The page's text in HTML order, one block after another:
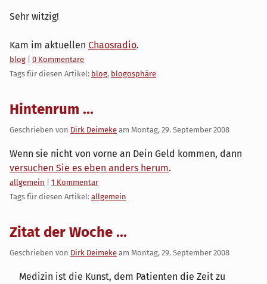
Sehr witzig!
Kam im aktuellen Chaosradio.
Kategorien:
blog
0 Kommentare
Tags für diesen Artikel: blog, blogosphäre
Hintenrum ...
Geschrieben von Dirk Deimeke am Montag, 29. September 2008
Wenn sie nicht von vorne an Dein Geld kommen, dann
versuchen Sie es eben anders herum.
Kategorien:
allgemein
1 Kommentar
Tags für diesen Artikel: allgemein
Zitat der Woche ...
Geschrieben von Dirk Deimeke am Montag, 29. September 2008
Medizin ist die Kunst, dem Patienten die Zeit zu